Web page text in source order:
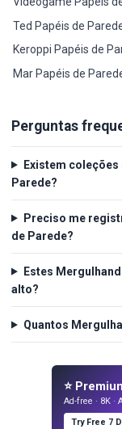
Ted Papéis de
Keroppi Papéis de
Mar Papéis de
Perguntas
Existem
Parede?
Preciso me
de Parede?
Estes
alto?
Quantos
⭐
Ad-free · 8K ·
Try Free 7